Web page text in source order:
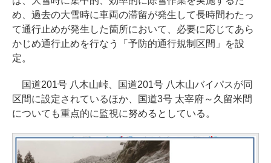
め、過去の大雪時に車両の滞留が発生して長時間わたっ
て通行止めが発生した箇所において、必要に応じてあら
かじめ通行止めを行なう「予防的通行規制区間」を設
定。
国道201号 八木山峠、国道201号 八木山バイパスが同
区間に設定されているほか、国道3号 太宰府～久留米間
についても重点的に監視に努めるとしている。